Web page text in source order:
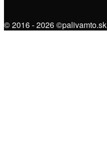
© 2016 - 2026 ©palivamto.sk